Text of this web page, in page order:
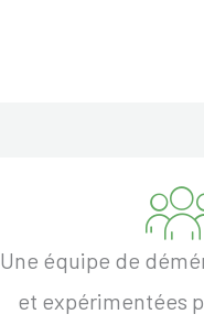
Une équipe de
et expérimentées